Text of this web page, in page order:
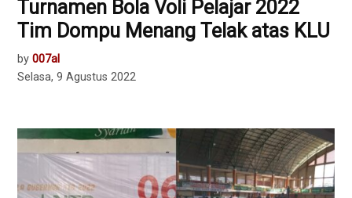
Turnamen Bola Voli Pelajar 2022
Tim Dompu Menang Telak atas KLU
by 007al
Selasa, 9 Agustus 2022